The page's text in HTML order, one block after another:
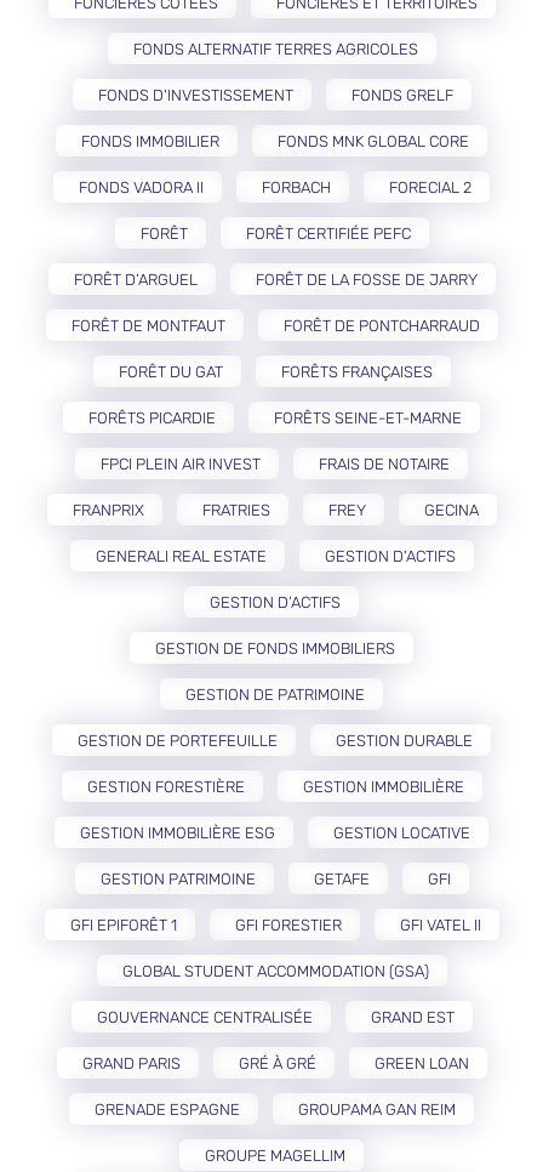
FONDS ALTERNATIF TERRES AGRICOLES
FONDS D'INVESTISSEMENT FONDS GRELF
FONDS IMMOBILIER FONDS MNK GLOBAL CORE
FONDS VADORA II FORBACH FORECIAL 2
FORÊT FORÊT CERTIFIÉE PEFC
FORÊT D’ARGUEL FORÊT DE LA FOSSE DE JARRY
FORÊT DE MONTFAUT FORÊT DE PONTCHARRAUD
FORÊT DU GAT FORÊTS FRANÇAISES
FORÊTS PICARDIE FORÊTS SEINE-ET-MARNE
FPCI PLEIN AIR INVEST FRAIS DE NOTAIRE
FRANPRIX FRATRIES FREY GECINA
GENERALI REAL ESTATE GESTION D'ACTIFS
GESTION D’ACTIFS
GESTION DE FONDS IMMOBILIERS
GESTION DE PATRIMOINE
GESTION DE PORTEFEUILLE GESTION DURABLE
GESTION FORESTIÈRE GESTION IMMOBILIÈRE
GESTION IMMOBILIÈRE ESG GESTION LOCATIVE
GESTION PATRIMOINE GETAFE GFI
GFI EPIFORÊT 1 GFI FORESTIER GFI VATEL II
GLOBAL STUDENT ACCOMMODATION (GSA)
GOUVERNANCE CENTRALISÉE GRAND EST
GRAND PARIS GRÉ À GRÉ GREEN LOAN
GRENADE ESPAGNE GROUPAMA GAN REIM
GROUPE MAGELLIM